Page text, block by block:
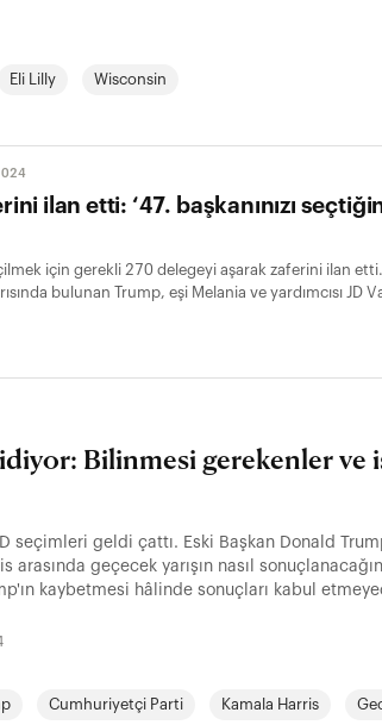
Eli Lilly Wisconsin
ilan etti: ‘47. başkanınızı
için gerekli 270 delegeyi aşarak zaferini ilan
bulunan Trump, eşi Melania ve yardımcısı JD
Bilinmesi gerekenler ve
seçimleri geldi çattı. Eski Başkan Donald
arasında geçecek yarışın nasıl
kaybetmesi hâlinde sonuçları kabul
Cumhuriyetçi Parti Kamala Harris